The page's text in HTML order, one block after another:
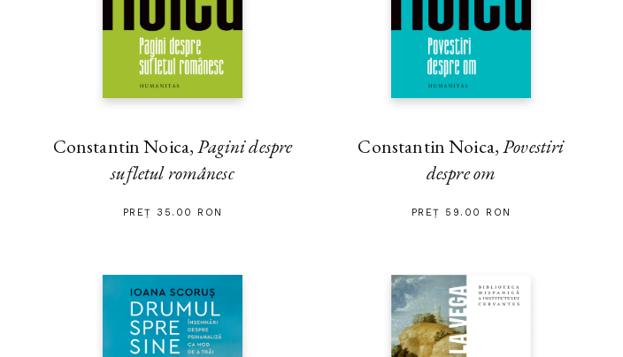
Constantin Noica,Pagini despre
sufletul românesc
PREȚ 35.00 RON
Constantin Noica,Povestiri
despre om
PREȚ 59.00 RON